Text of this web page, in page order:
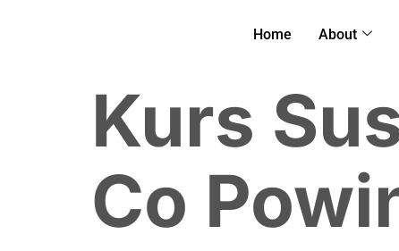
Home About
Kurs
Co